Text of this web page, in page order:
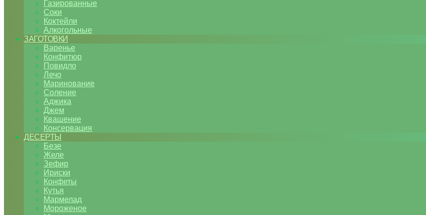
Газированные
Соки
Коктейли
Алкогольные
ЗАГОТОВКИ
Варенье
Конфитюр
Повидло
Лечо
Маринование
Соление
Аджика
Джем
Квашение
Консервация
ДЕСЕРТЫ
Безе
Желе
Зефир
Ириски
Конфеты
Кутья
Мармелад
Мороженое